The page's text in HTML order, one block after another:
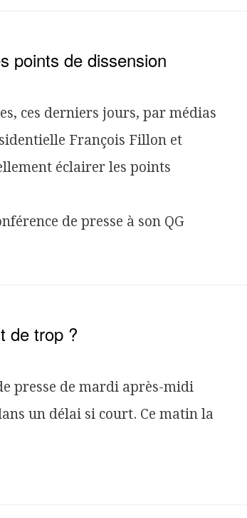
points de dissension
ces derniers jours, par médias
François Fillon et
éclairer les points
de presse à son QG
de trop ?
presse de mardi après-midi
un délai si court. Ce matin la